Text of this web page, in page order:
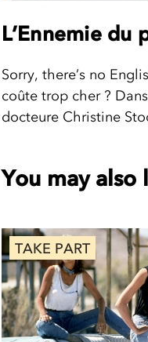
L’Ennemie du
Sorry, there’s no
coûte trop cher ?
docteure Christine
You may also
TAKE PART